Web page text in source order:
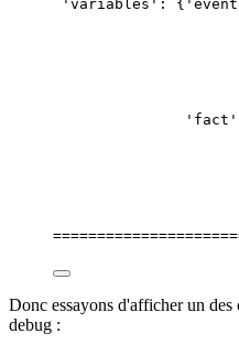
'variables' : { ' event
'fact'
Donc essayons d'afficher un
debug :